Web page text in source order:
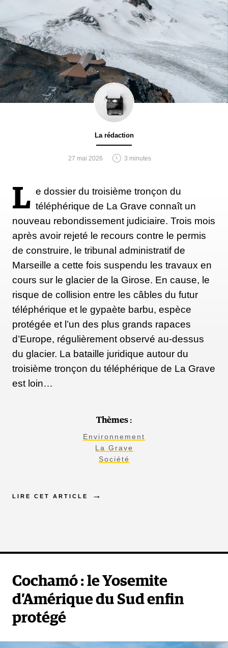
La rédaction
27 mai 2026 3 minutes
L e dossier du troisième tronçon du
téléphérique de La Grave connaît un
nouveau rebondissement judiciaire. Trois mois
après avoir rejeté le recours contre le permis
de construire, le tribunal administratif de
Marseille a cette fois suspendu les travaux en
cours sur le glacier de la Girose. En cause, le
risque de collision entre les câbles du futur
téléphérique et le gypaète barbu, espèce
protégée et l’un des plus grands rapaces
d’Europe, régulièrement observé au-dessus
du glacier. La bataille juridique autour du
troisième tronçon du téléphérique de La Grave
est loin…
Thèmes :
Environnement
La Grave
Société
LIRE CET ARTICLE
Cochamó : le Yosemite
d’Amérique du Sud enfin
protégé